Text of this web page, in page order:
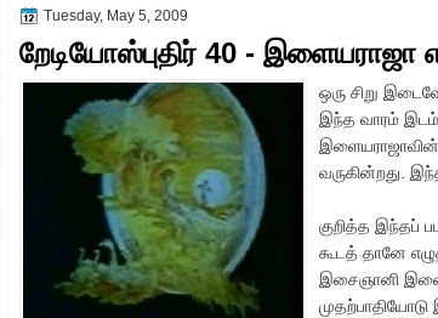
Tuesday, May 5, 2009
றேடியோஸ்புதிர் 40 - இளையராஜா
ஒரு சிறு
இந்த வாரம்
வருகின்றது.
குறித்த இந்தப்
கூடத் தானே
இசைஞானி